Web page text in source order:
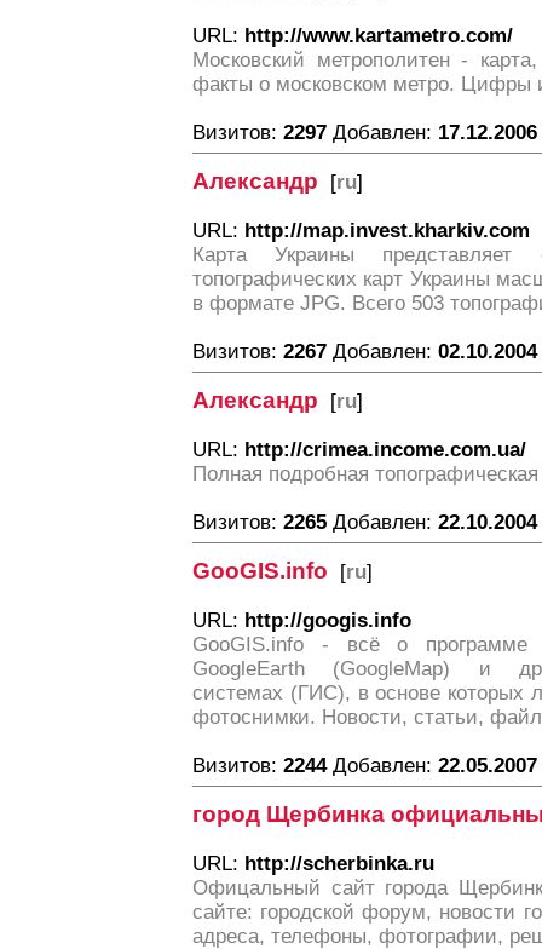
URL: http://www.kartametro.com/
Московский метрополитен -
факты о московском метро. Цифры
Визитов: 2297 Добавлен: 17.12.2006
Александр [ru]
URL: http://map.invest.kharkiv.com
Карта Украины
топографических карт Украины
в формате JPG. Всего 503
Визитов: 2267 Добавлен: 02.10.2004
Александр [ru]
URL: http://crimea.income.com.ua/
Полная подробная
Визитов: 2265 Добавлен: 22.10.2004
GooGIS.info [ru]
URL: http://googis.info
GooGIS.info - всё о
GoogleEarth (GoogleMap) и
системах (ГИС), в основе которых
фотоснимки. Новости, статьи,
Визитов: 2244Добавлен: 22.05.2007
город Щербинка
URL: http://scherbinka.ru
Офицальный сайт города
сайте: городской форум, новости
адреса, телефоны, фотографии,